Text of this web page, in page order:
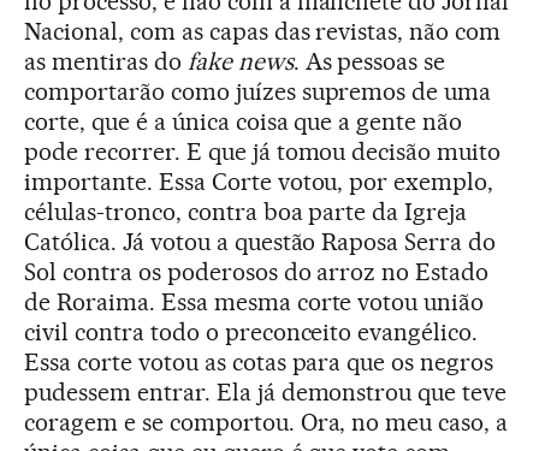
Nacional, com as capas das revistas, não com
as mentiras do fake news. As pessoas se
comportarão como juízes supremos de uma
corte, que é a única coisa que a gente não
pode recorrer. E que já tomou decisão muito
importante. Essa Corte votou, por exemplo,
células-tronco, contra boa parte da Igreja
Católica. Já votou a questão Raposa Serra do
Sol contra os poderosos do arroz no Estado
de Roraima. Essa mesma corte votou união
civil contra todo o preconceito evangélico.
Essa corte votou as cotas para que os negros
pudessem entrar. Ela já demonstrou que teve
coragem e se comportou. Ora, no meu caso, a